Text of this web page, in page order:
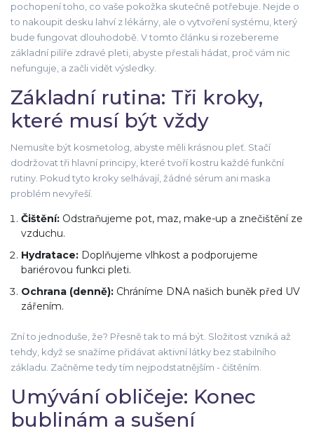
pochopení toho, co vaše pokožka skutečně potřebuje . Nejde o
to nakoupit desku lahví z lékárny, ale o vytvoření systému, který
bude fungovat dlouhodobě. V tomto článku si rozebereme
základní pilíře zdravé pleti, abyste přestali hádat, proč vám nic
nefunguje, a začli vidět výsledky.
Základní rutina: Tři kroky,
které musí být vždy
Nemusíte být kosmetolog, abyste měli krásnou pleť. Stačí
dodržovat tři hlavní principy, které tvoří kostru každé funkční
rutiny. Pokud tyto kroky selhávají, žádné sérum ani maska
problém nevyřeší.
Čištění: Odstraňujeme pot, maz, make-up a znečištění ze
vzduchu.
Hydratace: Doplňujeme vlhkost a podporujeme
bariérovou funkci pleti.
Ochrana (denně): Chráníme DNA našich buněk před UV
zářením.
Zní to jednoduše, že? Přesně tak to má být. Složitost vzniká až
tehdy, když se snažíme přidávat aktivní látky bez stabilního
základu. Začněme tedy tím nejpodstatnějším - čištěním.
Umývání obličeje: Konec
bublinám a sušení